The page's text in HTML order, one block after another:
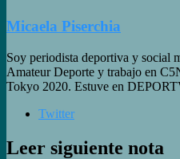
Micaela Piserchia
Soy periodista deportiva y social
Amateur Deporte y trabajo en
Tokyo 2020. Estuve en
Twitter
Leer siguiente nota